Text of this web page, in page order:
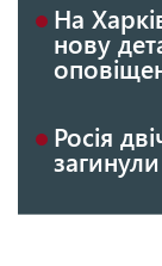
На
нову
Росія